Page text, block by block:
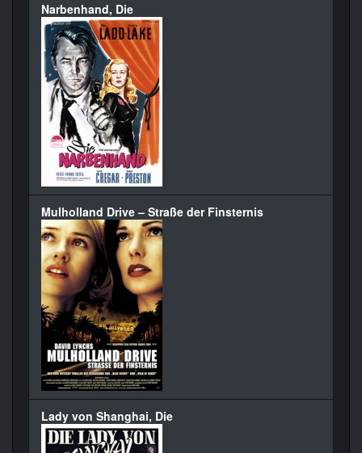
Narbenhand, Die
Mulholland Drive – Straße der Finsternis
Lady von Shanghai, Die